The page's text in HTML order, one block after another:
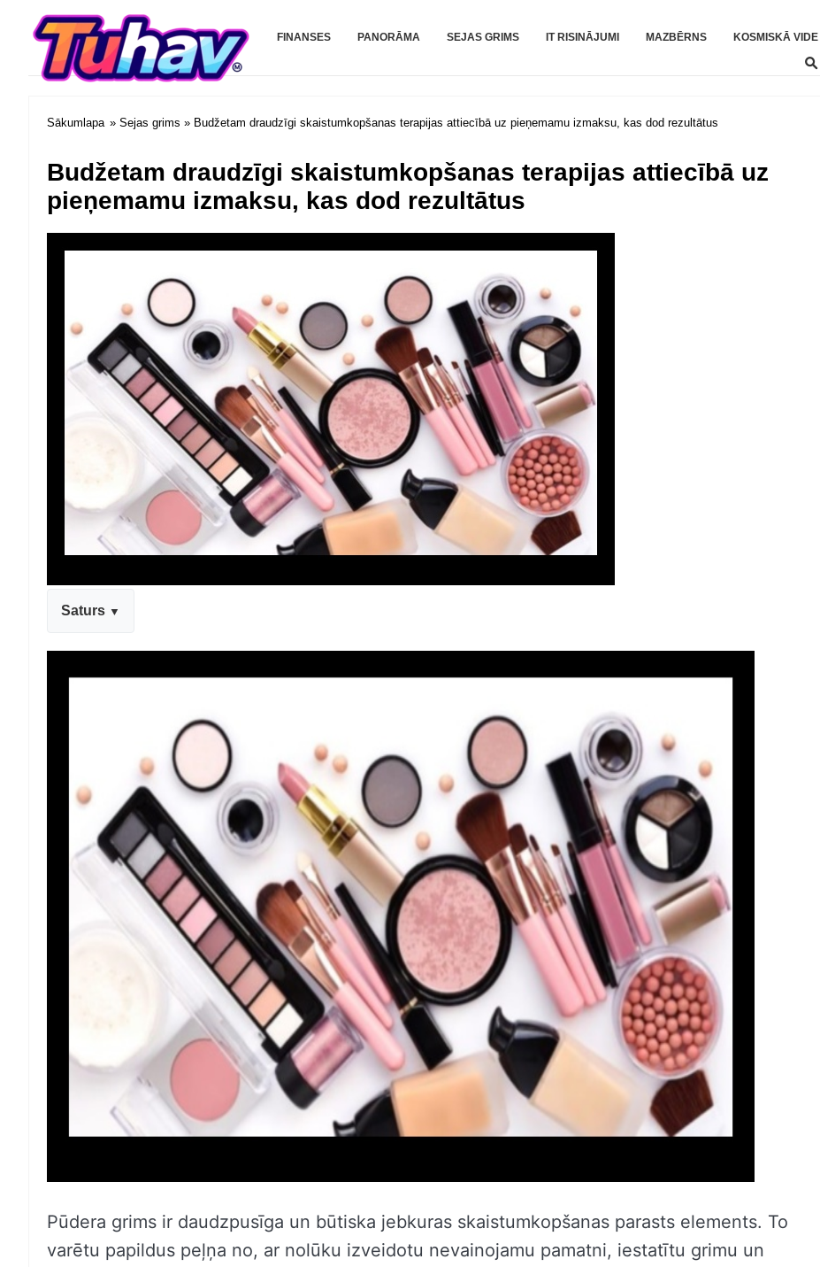
Tuhav.com
FINANSES PANORĀMA SEJAS GRIMS IT RISINĀJUMI MAZBĒRNS KOSMISKĀ VIDE
Sākumlapa » Sejas grims » Budžetam draudzīgi skaistumkopšanas terapijas attiecībā uz pieņemamu izmaksu, kas dod rezultātus
Budžetam draudzīgi skaistumkopšanas terapijas attiecībā uz
pieņemamu izmaksu, kas dod rezultātus
Saturs
Pūdera grims ir daudzpusīga un būtiska jebkuras skaistumkopšanas parasts elements. To
varētu papildus peļņa no, ar nolūku izveidotu nevainojamu pamatni, iestatītu grimu un